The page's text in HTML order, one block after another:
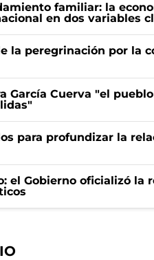
familiar: la
en dos variables
la peregrinación por la
García Cuerva "el
para profundizar la
el Gobierno oficializó la